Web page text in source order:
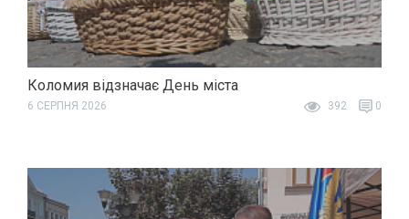
Коломия відзначає День міста
6 СЕРПНЯ 2026 392 0